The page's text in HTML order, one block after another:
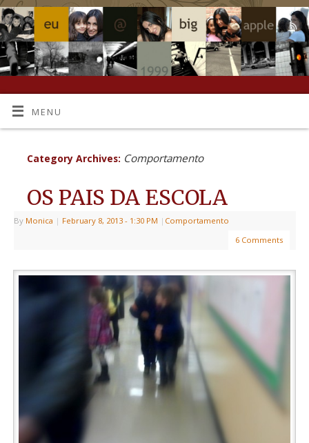
MENU
Category Archives: Comportamento
OS PAIS DA ESCOLA
By Monica | February 8, 2013 - 1:30 PM | Comportamento
6 Comments